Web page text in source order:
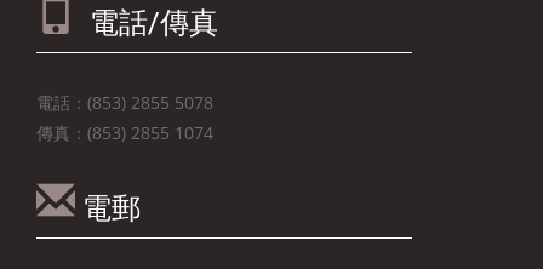
電話/傳真
電話：(853) 2855 5078
傳真：(853) 2855 1074
電郵